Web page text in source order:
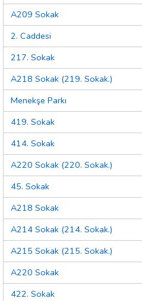
A209 Sokak
2. Caddesi
217. Sokak
A218 Sokak (219. Sokak.)
Menekşe Parkı
419. Sokak
414. Sokak
A220 Sokak (220. Sokak.)
45. Sokak
A218 Sokak
A214 Sokak (214. Sokak.)
A215 Sokak (215. Sokak.)
A220 Sokak
422. Sokak